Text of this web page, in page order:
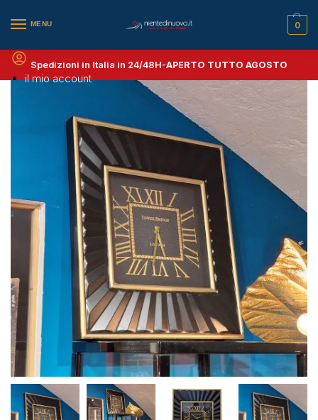
MENU
il mio account
0
Spedizioni in Italia in 24/48H-APERTO TUTTO AGOSTO